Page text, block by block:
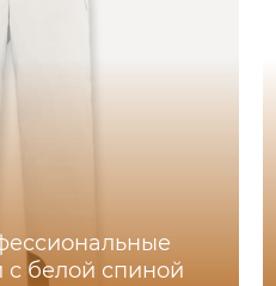
белой спиной